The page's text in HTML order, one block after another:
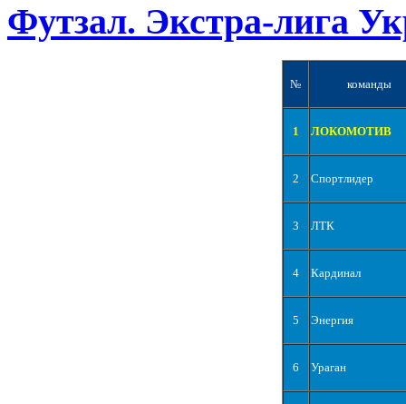
Футзал. Экстра-лига
№ команды
1 ЛОКОМОТИВ
2 Спортлидер
3 ЛТК
4 Кардинал
5 Энергия
6 Ураган